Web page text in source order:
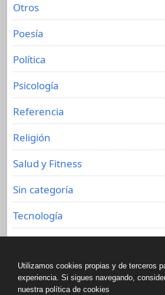
Otros
Poesía
Política
Psicología
Referencia
Religión
Salud y Fitness
Sin categoría
Tecnología
Utilizamos cookies propias y de terceros
experiencia. Si sigues navegando,
nuestra política de cookies